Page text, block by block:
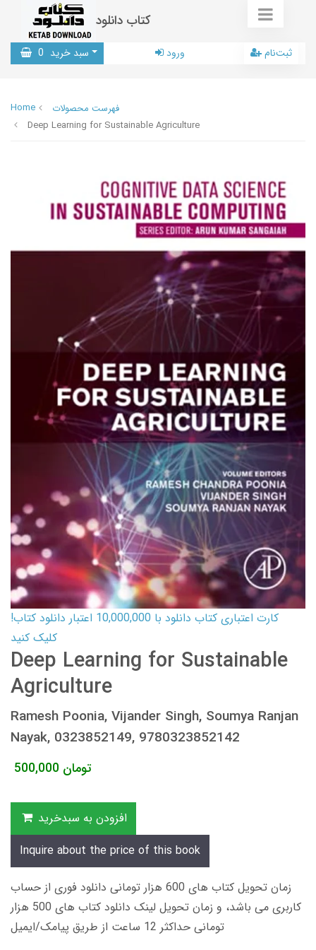
کتاب دانلود
سبد خرید 0 ورود ثبت‌نام
Home
فهرست محصولات
Deep Learning for Sustainable Agriculture
کارت اعتباری کتاب دانلود با 10,000,000 اعتبار دانلود کتاب!
کلیک کنید
Deep Learning for Sustainable
Agriculture
Ramesh Poonia, Vijander Singh, Soumya Ranjan
Nayak, 0323852149, 9780323852142
500,000 تومان
افزودن به سبدخرید
Inquire about the price of this book
زمان تحویل کتاب های 600 هزار تومانی دانلود فوری از حساب
کاربری می باشد، و زمان تحویل لینک دانلود کتاب های 500 هزار
تومانی حداکثر 12 ساعت از طریق پیامک/ایمیل